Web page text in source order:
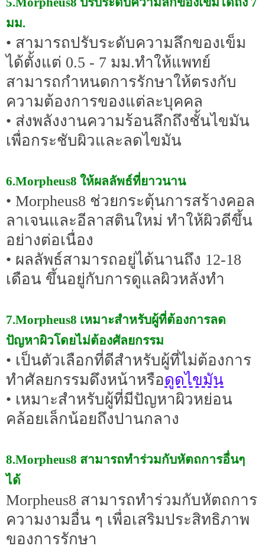
มม.
• สามารถปรับระดับความลึกของเข็ม
ได้ตั้งแต่ 0.5 - 7 มม.ทำให้แพทย์
สามารถกำหนดการรักษาให้ตรงกับ
ความต้องการของแต่ละบุคคล
• ส่งพลังงานความร้อนลึกถึงชั้นไขมัน
เพื่อกระชับผิวและลดไขมัน
6.Morpheus8 ให้ผลลัพธ์ที่ยาวนาน
• Morpheus8 ช่วยกระตุ้นการสร้างคอล
ลาเจนและอีลาสตินใหม่ ทำให้ผิวดีขึ้น
อย่างต่อเนื่อง
• ผลลัพธ์สามารถอยู่ได้นานถึง 12-18
เดือน ขึ้นอยู่กับการดูแลผิวหลังทำ
7.Morpheus8 เหมาะสำหรับผู้ที่ต้องการลด
ปัญหาผิวโดยไม่ต้องศัลยกรรม
• เป็นตัวเลือกที่ดีสำหรับผู้ที่ไม่ต้องการ
ทำศัลยกรรมดึงหน้าหรือดูดไขมัน
• เหมาะสำหรับผู้ที่มีปัญหาผิวหย่อน
คล้อยเล็กน้อยถึงปานกลาง
8.Morpheus8 สามารถทำร่วมกับหัตถการอื่นๆ
ได้
Morpheus8 สามารถทำร่วมกับหัตถการ
ความงามอื่น ๆ เพื่อเสริมประสิทธิภาพ
ของการรักษา